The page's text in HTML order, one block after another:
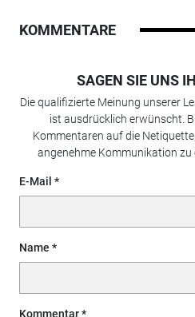
KOMMENTARE
SAGEN SIE UNS
Die qualifizierte Meinung unserer
ist ausdrücklich erwünscht.
Kommentaren auf die
angenehme Kommunikation zu
E-Mail
Name
Kommentar